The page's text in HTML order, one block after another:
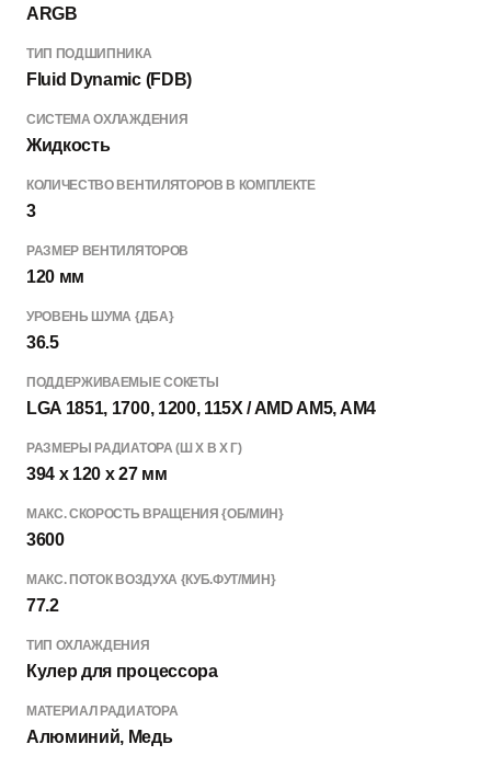
ARGB
ТИП ПОДШИПНИКА
Fluid Dynamic (FDB)
СИСТЕМА ОХЛАЖДЕНИЯ
Жидкость
КОЛИЧЕСТВО ВЕНТИЛЯТОРОВ В КОМПЛЕКТЕ
3
РАЗМЕР ВЕНТИЛЯТОРОВ
120 мм
УРОВЕНЬ ШУМА {ДБА}
36.5
ПОДДЕРЖИВАЕМЫЕ СОКЕТЫ
LGA 1851, 1700, 1200, 115X / AMD AM5, AM4
РАЗМЕРЫ РАДИАТОРА (Ш Х В Х Г)
394 x 120 x 27 мм
МАКС. СКОРОСТЬ ВРАЩЕНИЯ {ОБ/МИН}
3600
МАКС. ПОТОК ВОЗДУХА {КУБ.ФУТ/МИН}
77.2
ТИП ОХЛАЖДЕНИЯ
Кулер для процессора
МАТЕРИАЛ РАДИАТОРА
Алюминий, Медь